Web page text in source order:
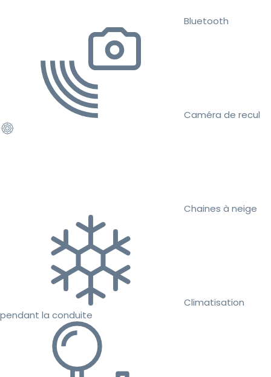
Bluetooth
Caméra de recul
Chaines à neige
Climatisation
pendant la conduite